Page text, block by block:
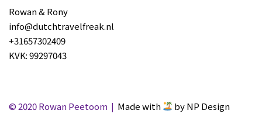
Rowan & Rony
info@dutchtravelfreak.nl
+31657302409
KVK: 99297043
© 2020 Rowan Peetoom | Made with by NP Design